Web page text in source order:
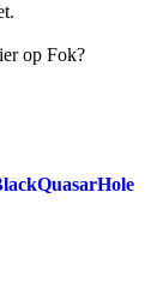
op Fok?